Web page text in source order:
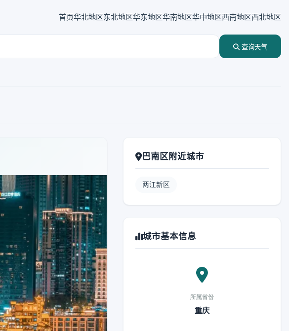
首页华北地区东北地区华东地区华南地区华中地区西南地区西北地区
查询天气
巴南区附近城市
两江新区
城市基本信息
所属省份
重庆